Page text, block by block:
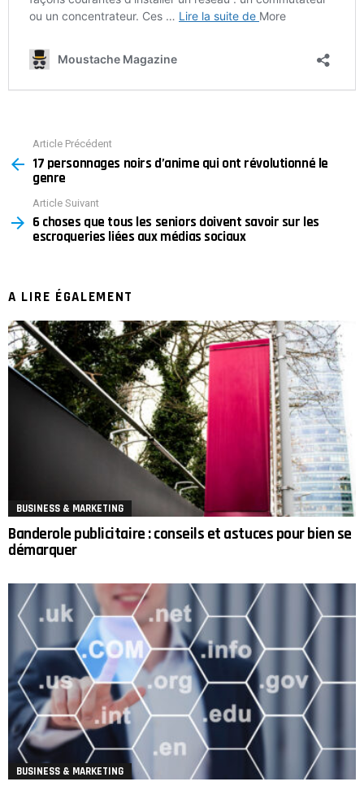
more
Article Précédent
17 personnages noirs d’anime qui ont révolutionné le
genre
Article Suivant
6 choses que tous les seniors doivent savoir sur les
escroqueries liées aux médias sociaux
A LIRE ÉGALEMENT
BUSINESS & MARKETING
Banderole publicitaire : conseils et astuces pour bien se
démarquer
BUSINESS & MARKETING